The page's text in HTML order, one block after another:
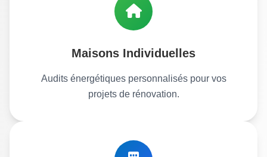
Maisons Individuelles
Audits énergétiques personnalisés pour vos
projets de rénovation.